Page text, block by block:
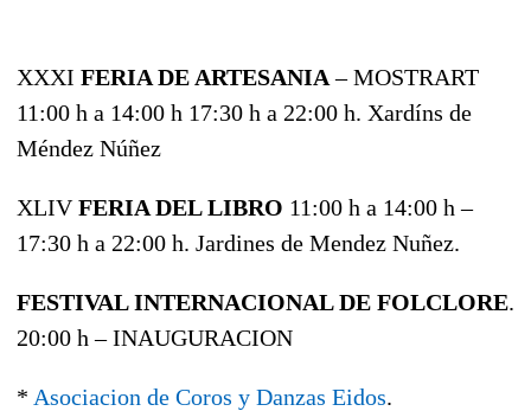
XXXI FERIA DE ARTESANIA– MOSTRART
11:00 h a 14:00 h 17:30 h a 22:00 h. Xardíns de
Méndez Núñez
XLIVFERIA DEL LIBRO 11:00 h a 14:00 h –
17:30 h a 22:00 h. Jardines de Mendez Nuñez.
FESTIVAL INTERNACIONAL DE FOLCLORE.
20:00 h – INAUGURACION
* Asociacion de Coros y Danzas Eidos.